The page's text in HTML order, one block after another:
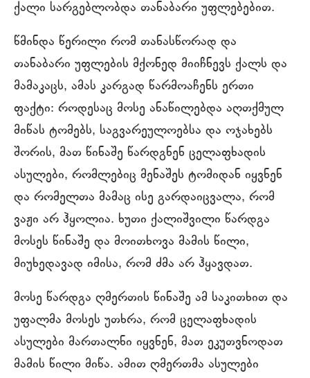
ქალი სარგებლობდა თანაბარი უფლებებით.
წმინდა წერილი რომ თანასწორად და
თანაბარი უფლების მქონედ მიიჩნევს ქალს და
მამაკაცს, ამას კარგად წარმოაჩენს ერთი
ფაქტი: როდესაც მოსე ანაწილებდა აღთქმულ
მიწას ტომებს, საგვარეულოებსა და ოჯახებს
შორის, მათ წინაშე წარდგნენ ცელაფხადის
ასულები, რომლებიც მენაშეს ტომიდან იყვნენ
და რომელთა მამაც ისე გარდაიცვალა, რომ
ვაჟი არ ჰყოლია. ხუთი ქალიშვილი წარდგა
მოსეს წინაშე და მოითხოვა მამის წილი,
მიუხედავად იმისა, რომ ძმა არ ჰყავდათ.
მოსე წარდგა ღმერთის წინაშე ამ საკითხით და
უფალმა მოსეს უთხრა, რომ ცელაფხადის
ასულები მართალნი იყვნენ, მათ ეკუთვნოდათ
მამის წილი მიწა. ამით ღმერთმა ასულები